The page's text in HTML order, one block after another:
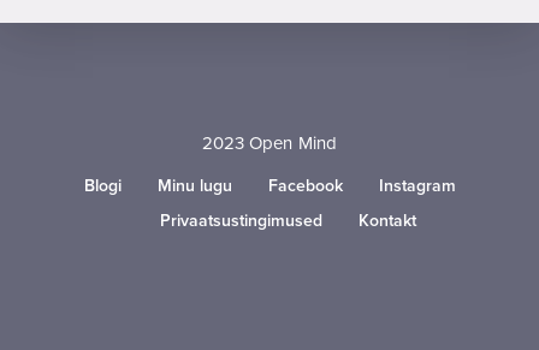
2023 Open Mind
Blogi Minu lugu Facebook
Instagram
Privaatsustingimused
Kontakt